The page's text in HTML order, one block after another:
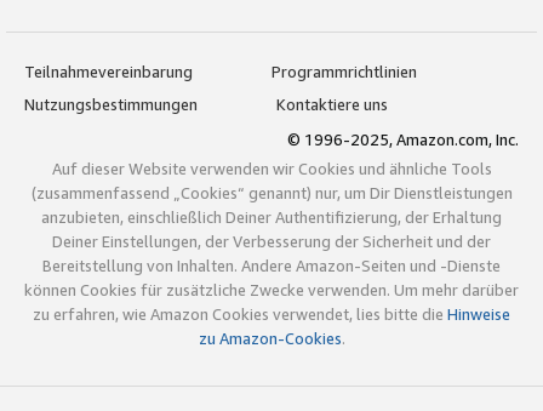
Teilnahmevereinbarung
Programmrichtlinien
Nutzungsbestimmungen
Kontaktiere uns
© 1996-2025, Amazon.com, Inc.
Auf dieser Website verwenden wir Cookies und ähnliche Tools
(zusammenfassend „Cookies“ genannt) nur, um Dir Dienstleistungen
anzubieten, einschließlich Deiner Authentifizierung, der Erhaltung
Deiner Einstellungen, der Verbesserung der Sicherheit und der
Bereitstellung von Inhalten. Andere Amazon-Seiten und -Dienste
können Cookies für zusätzliche Zwecke verwenden. Um mehr darüber
zu erfahren, wie Amazon Cookies verwendet, lies bitte die Hinweise
zu Amazon-Cookies.